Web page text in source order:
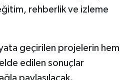
rehberlik ve izleme
geçirilen projelerin hem
edilen sonuçlar
paylaşılacak.